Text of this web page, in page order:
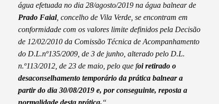
água efetuada no dia 28/agosto/2019 na água balnear de
Prado Faial, concelho de Vila Verde, se encontram em
conformidade com os valores limite definidos pela Decisão
de 12/02/2010 da Comissão Técnica de Acompanhamento
do D.L.nº135/2009, de 3 de junho, alterado pelo D.L.
n.º113/2012, de 23 de maio, pelo que foi retirado o
desaconselhamento temporário da prática balnear a
partir do dia30/08/2019e, por conseguinte, reposta a
normalidade desta prática.“